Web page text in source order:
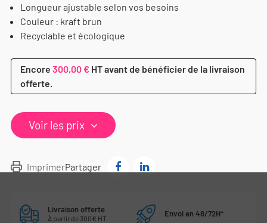
Longueur ajustable selon vos besoins
Couleur : kraft brun
Recyclable et écologique
Encore 300,00 € HT avant de bénéficier de la livraison
offerte.
Voir les prix
ImprimerPartager
Livraison offerte
À partir de 300€ HT Envoi en 48/72H*